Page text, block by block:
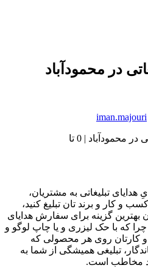
در محمودآباد
iman.majouri
تبلیغاتی به مشتریان،
و کار و برند تان تبلیغ کنید،
بهترین گزینه برای سفارش هدایای
چرا که با حک لیزری و یا چاپ لوگو و
روی هر محصولی که
تبلیغی همیشگی از شما به
مخاطب است.